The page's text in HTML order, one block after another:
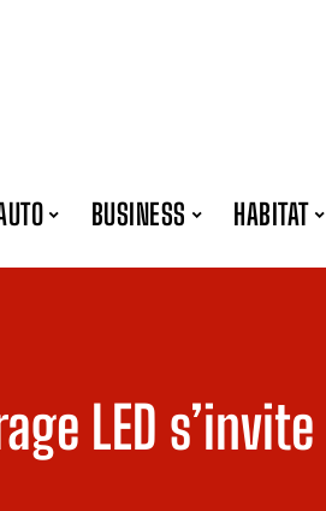
BUSINESS HABITAT
LED